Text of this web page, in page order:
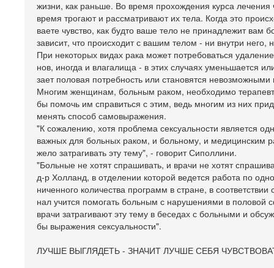
жизни, как раньше. Во время прохождения курса
время трогают и рассматривают их тела. Когда это
ваете чувство, как будто ваше тело не принадлежит вам
зависит, что происходит с вашим телом - ни внутри него,
При некоторых видах рака может потребоваться
нов, иногда и влагалища - в этих случаях уменьшается
зает половая потребность или становятся
Многим женщинам, больным раком, необходимо
бы помочь им справиться с этим, ведь многим из них
менять способ самовыражения.
"К сожалению, хотя проблема сексуальности является
важных для больных раком, и больному, и медицинским
жело затрагивать эту тему", - говорит Сиполлини.
"Больные не хотят спрашивать, и врачи не хотят
д-р Холланд, в отделении которой ведется работа по
ниченного количества программ в стране, в
нал учится помогать больным с нарушениями в половой
врачи затрагивают эту тему в беседах с больными и
бы выражения сексуальности".
ЛУЧШЕ ВЫГЛЯДЕТЬ - ЗНАЧИТ ЛУЧШЕ СЕБЯ